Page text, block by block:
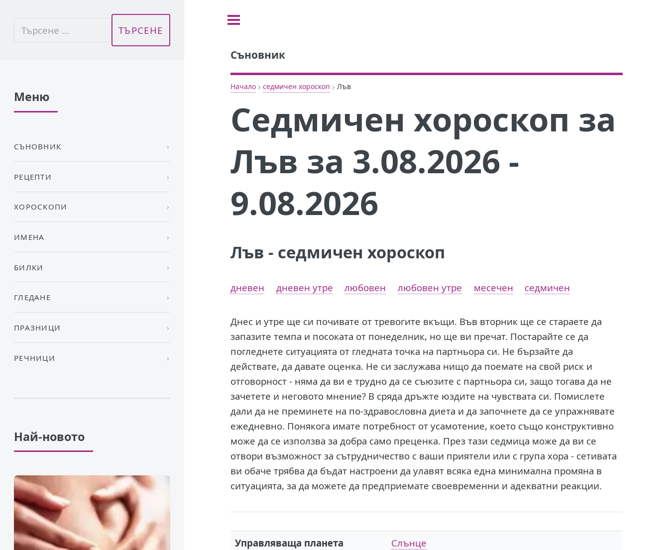
Съновник
Начало › седмичен хороскоп › Лъв
Седмичен хороскоп за
Лъв за 3.08.2026 -
9.08.2026
Лъв - седмичен хороскоп
дневен дневен утре любовен любовен утре месечен седмичен
Днес и утре ще си почивате от тревогите вкъщи. Във вторник ще се стараете да
запазите темпа и посоката от понеделник, но ще ви пречат. Постарайте се да
погледнете ситуацията от гледната точка на партньора си. Не бързайте да
действате, да давате оценка. Не си заслужава нищо да поемате на свой риск и
отговорност - няма да ви е трудно да се съюзите с партньора си, защо тогава да не
зачетете и неговото мнение? В сряда дръжте юздите на чувствата си. Помислете
дали да не преминете на по-здравословна диета и да започнете да се упражнявате
ежедневно. Понякога имате потребност от усамотение, което също конструктивно
може да се използва за добра само преценка. През тази седмица може да ви се
отвори възможност за сътрудничество с ваши приятели или с група хора - сетивата
ви обаче трябва да бъдат настроени да улавят всяка една минимална промяна в
ситуацията, за да можете да предприемате своевременни и адекватни реакции.
Управляваща планета
Слънце
Меню
СЪНОВНИК
РЕЦЕПТИ
ХОРОСКОПИ
ИМЕНА
БИЛКИ
ГЛЕДАНЕ
ПРАЗНИЦИ
РЕЧНИЦИ
Най-новото